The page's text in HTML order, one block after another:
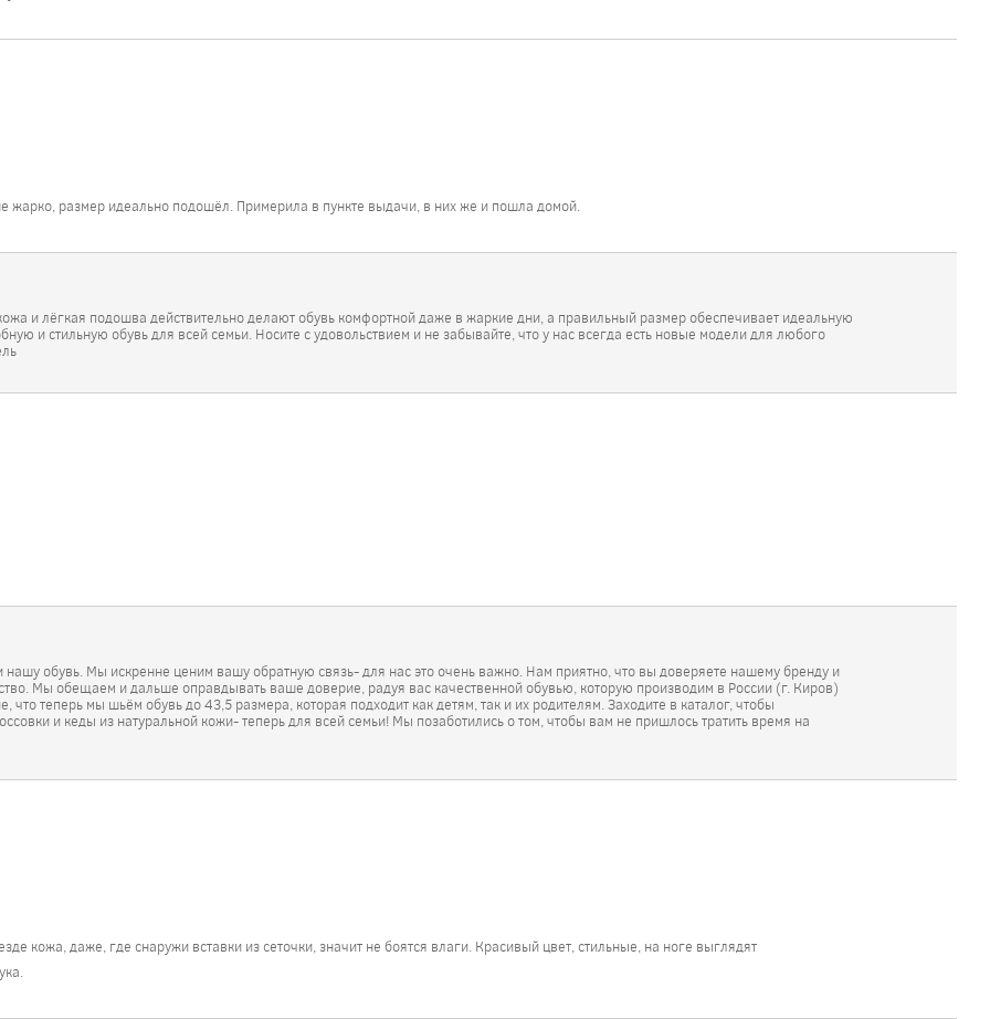
жарко, размер идеально подошёл. Примерила в пункте выдачи, в них же и пошла домой.
и лёгкая подошва действительно делают обувь комфортной даже в жаркие дни, а правильный размер обеспечивает идеальную
и стильную обувь для всей семьи. Носите с удовольствием и не забывайте, что у нас всегда есть новые модели для любого
нашу обувь. Мы искренне ценим вашу обратную связь- для нас это очень важно. Нам приятно, что вы доверяете нашему бренду и
Мы обещаем и дальше оправдывать ваше доверие, радуя вас качественной обувью, которую производим в России (г. Киров)
теперь мы шьём обувь до 43,5 размера, которая подходит как детям, так и их родителям. Заходите в каталог, чтобы
и кеды из натуральной кожи- теперь для всей семьи! Мы позаботились о том, чтобы вам не пришлось тратить время на
кожа, даже, где снаружи вставки из сеточки, значит не боятся влаги. Красивый цвет, стильные, на ноге выглядят